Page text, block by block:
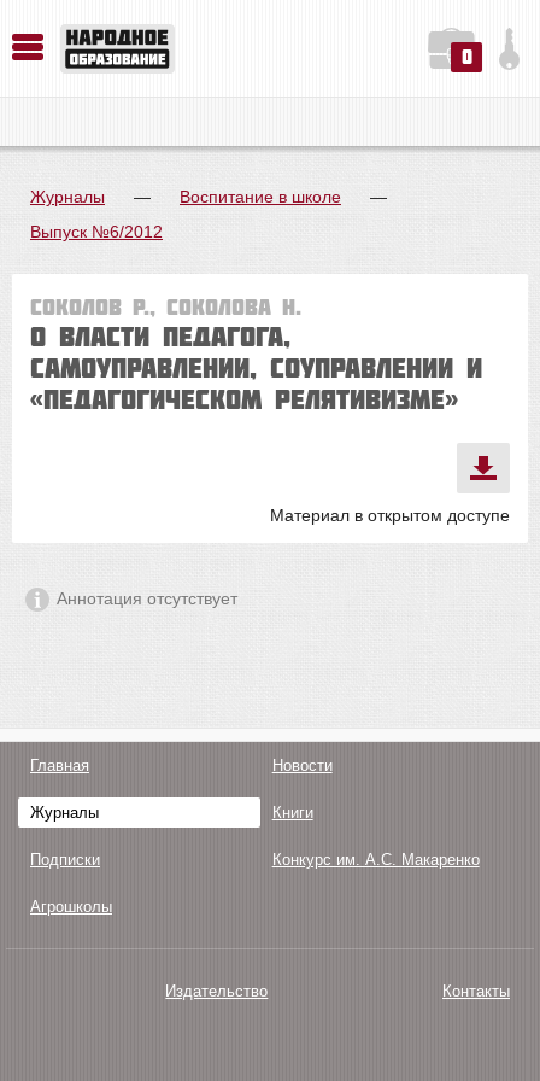
0
Журналы — Воспитание в школе
—
Выпуск №6/2012
Соколов Р., Соколова Н.
О власти педагога,
самоуправлении, соуправлении и
«педагогическом релятивизме»
Материал в открытом доступе
Аннотация отсутствует
Главная Новости
Журналы Книги
Подписки Конкурс им. А.С. Макаренко
Агрошколы
Издательство Контакты